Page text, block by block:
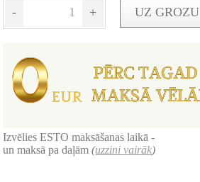
- + UZ GROZU
Izvēlies ESTO maksāšanas laikā -
un maksā pa daļām(uzzini vairāk)